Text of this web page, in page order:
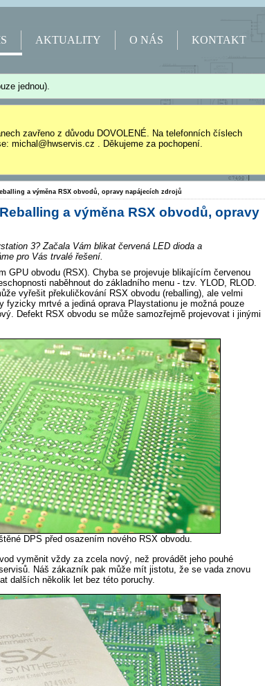
AKTUALITY O NÁS KONTAKT
jednou).
zavřeno z důvodu DOVOLENÉ. Na telefonních číslech
michal@hwservis.cz . Děkujeme za pochopení.
a výměna RSX obvodů, opravy napájecích zdrojů
a výměna RSX obvodů, opravy
3? Začala Vám blikat červená LED dioda a
pro Vás trvalé řešení.
GPU obvodu (RSX). Chyba se projevuje blikajícím červenou
naběhnout do základního menu - tzv. YLOD, RLOD.
vyřešit překuličkování RSX obvodu (reballing), ale velmi
fyzicky mrtvé a jediná oprava Playstationu je možná pouze
Defekt RSX obvodu se může samozřejmě projevovat i jinými
DPS před osazením nového RSX obvodu.
vyměnit vždy za zcela nový, než provádět jeho pouhé
Náš zákazník pak může mít jistotu, že se vada znovu
dalších několik let bez této poruchy.